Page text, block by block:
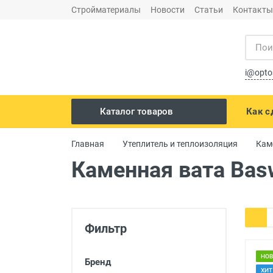
Стройматериалы Новости Статьи Контакты
Сухие строительные смеси
Строительные инструменты
Утеплитель и теплоизоляция
Каталог товаров Как
Главная Утеплитель и теплоизоляция
Каменная вата
Фильтр
Бренд
ХИТ